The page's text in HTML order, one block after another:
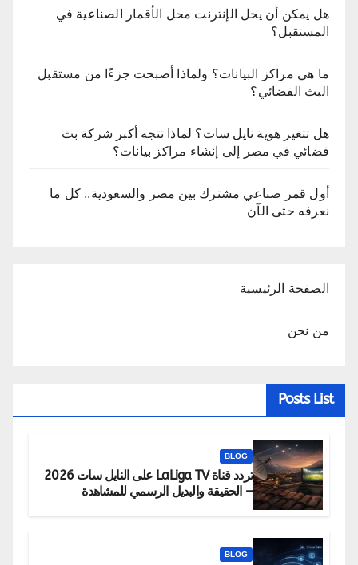
هل يمكن أن يحل الإنترنت محل الأقمار الصناعية في
المستقبل؟
ما هي مراكز البيانات؟ ولماذا أصبحت جزءًا من مستقبل
البث الفضائي؟
هل تتغير هوية نايل سات؟ لماذا تتجه أكبر شركة بث
فضائي في مصر إلى إنشاء مراكز بيانات؟
أول قمر صناعي مشترك بين مصر والسعودية.. كل ما
نعرفه حتى الآن
الصفحة الرئيسية
من نحن
Posts List
BLOG
تردد قناة LaLiga TV على النايل سات 2026
– الحقيقة والبديل الرسمي للمشاهدة
BLOG